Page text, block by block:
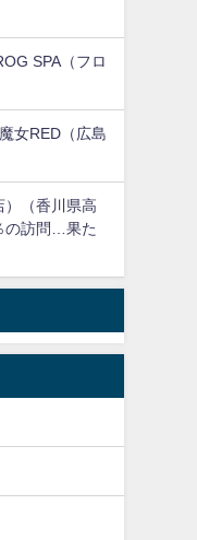
SPA（フロ
女RED（広島
（香川県高
の訪問…果た